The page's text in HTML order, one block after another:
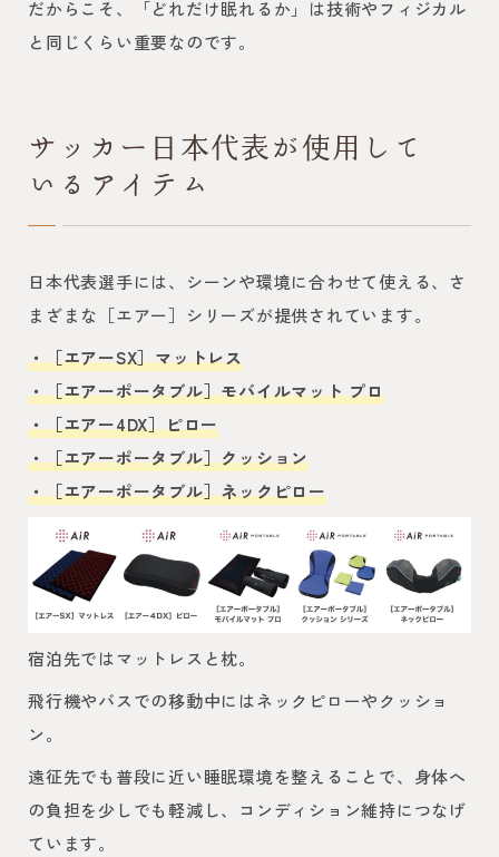
だからこそ、「どれだけ眠れるか」は技術やフィジカル
と同じくらい重要なのです。
サッカー日本代表が使用して
いるアイテム
日本代表選手には、シーンや環境に合わせて使える、さ
まざまな［エアー］シリーズが提供されています。
・［エアーSX］マットレス
・［エアーポータブル］モバイルマット プロ
・［エアー4DX］ピロー
・［エアーポータブル］クッション
・［エアーポータブル］ネックピロー
宿泊先ではマットレスと枕。
飛行機やバスでの移動中にはネックピローやクッショ
ン。
遠征先でも普段に近い睡眠環境を整えることで、身体へ
の負担を少しでも軽減し、コンディション維持につなげ
ています。